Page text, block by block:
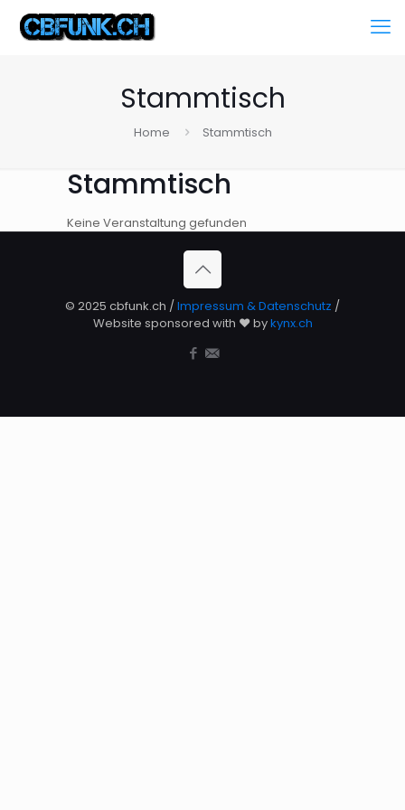
Stammtisch
Home Stammtisch
Stammtisch
Keine Veranstaltung gefunden
© 2025 cbfunk.ch /Impressum & Datenschutz /
Website sponsored with ❤️ bykynx.ch